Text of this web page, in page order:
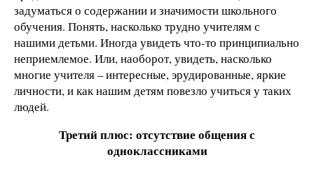
задуматься о содержании и значимости школьного
обучения. Понять, насколько трудно учителям с
нашими детьми. Иногда увидеть что-то принципиально
неприемлемое. Или, наоборот, увидеть, насколько
многие учителя – интересные, эрудированные, яркие
личности, и как нашим детям повезло учиться у таких
людей.
Третий плюс: отсутствие общения с
одноклассниками